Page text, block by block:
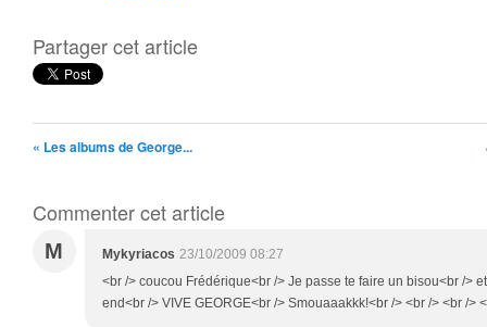
Partager cet article
« Les albums de George...
Commenter cet article
M Mykyriacos 23/10/2009 08:27
<br /> coucou Frédérique<br /> Je passe te faire un bisou<br />
end<br /> VIVE GEORGE<br /> Smouaaakkk!<br /> <br /> <br />